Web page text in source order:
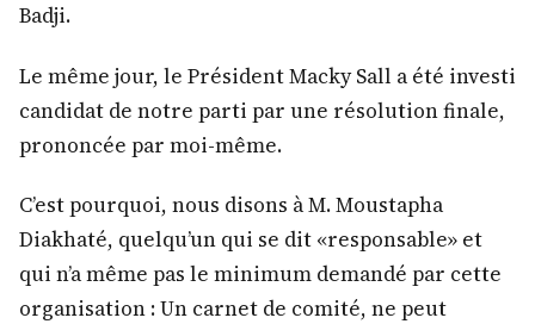
Badji.
Le même jour, le Président Macky Sall a été investi
candidat de notre parti par une résolution finale,
prononcée par moi-même.
C’est pourquoi, nous disons à M. Moustapha
Diakhaté, quelqu’un qui se dit «responsable» et
qui n’a même pas le minimum demandé par cette
organisation : Un carnet de comité, ne peut